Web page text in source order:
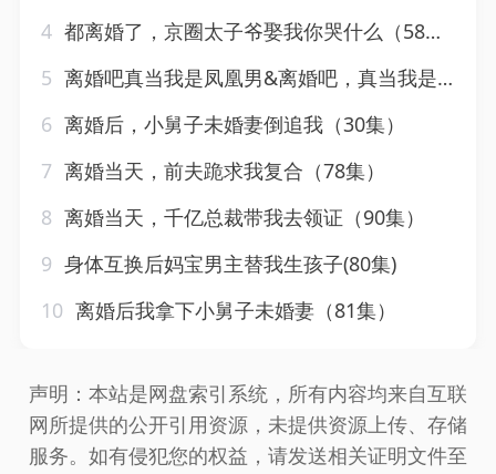
4 都离婚了，京圈太子爷娶我你哭什么（58集）伍怡
5 离婚吧真当我是凤凰男&离婚吧，真当我是癞蛤蟆（61集）李子峰
6 离婚后，小舅子未婚妻倒追我（30集）
7 离婚当天，前夫跪求我复合（78集）
8 离婚当天，千亿总裁带我去领证（90集）
9 身体互换后妈宝男主替我生孩子(80集)
10 离婚后我拿下小舅子未婚妻（81集）
声明：本站是网盘索引系统，所有内容均来自互联
网所提供的公开引用资源，未提供资源上传、存储
服务。如有侵犯您的权益，请发送相关证明文件至